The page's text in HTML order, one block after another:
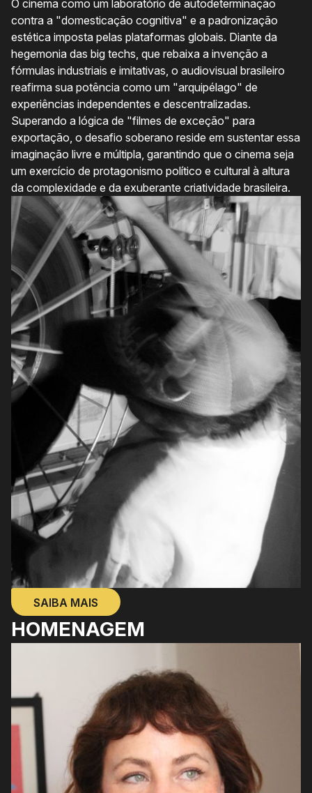
O cinema como um laboratório de autodeterminação
contra a "domesticação cognitiva" e a padronização
estética imposta pelas plataformas globais. Diante da
hegemonia das big techs, que rebaixa a invenção a
fórmulas industriais e imitativas, o audiovisual brasileiro
reafirma sua potência como um "arquipélago" de
experiências independentes e descentralizadas.
Superando a lógica de "filmes de exceção" para
exportação, o desafio soberano reside em sustentar essa
imaginação livre e múltipla, garantindo que o cinema seja
um exercício de protagonismo político e cultural à altura
da complexidade e da exuberante criatividade brasileira.
SAIBA MAIS
HOMENAGEM